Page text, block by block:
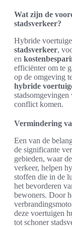
Wat zijn de
stadsverkeer?
Hybride
stadsverkeer,
en
efficiënter om te
op de omgeving
hybride
conflict komen.
Vermindering
Een van de
de significante
gebieden, waar
verkeer, helpen
stoffen die in de
het bevorderen
bewoners. Door
deze voertuigen
tot schoner